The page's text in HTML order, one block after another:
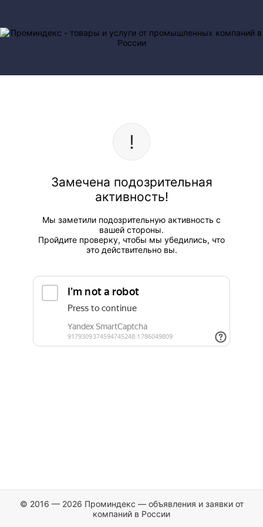
Замечена подозрительная
активность!
Мы заметили подозрительную активность с
вашей стороны.
Пройдите проверку, чтобы мы убедились, что
это действительно вы.
© 2016 — 2026 Проминдекс — объявления и заявки от
компаний в России